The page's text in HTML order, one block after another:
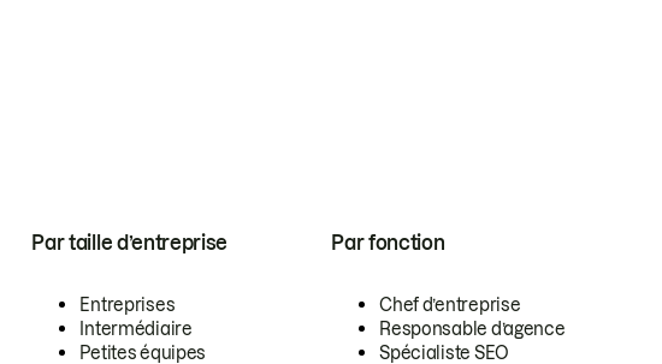
Par taille d’entreprise
Entreprises
Intermédiaire
Petites équipes
Par fonction
Chef d’entreprise
Responsable d’agence
Spécialiste SEO